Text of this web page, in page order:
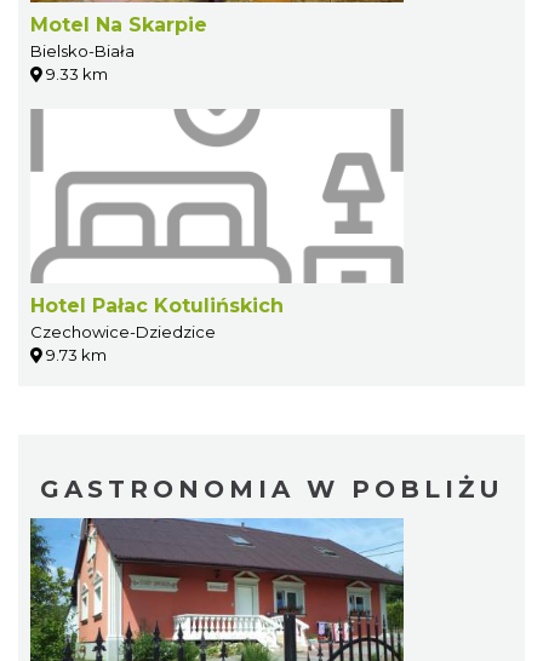
Motel Na Skarpie
Bielsko-Biała
9.33 km
Hotel Pałac Kotulińskich
Czechowice-Dziedzice
9.73 km
GASTRONOMIA W POBLIŻU